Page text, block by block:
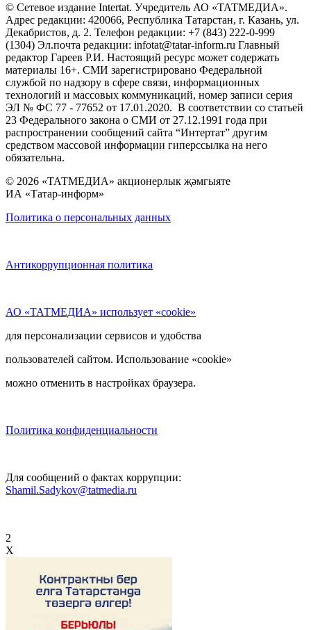
© Сетевое издание Intertat. Учредитель АО «ТАТМЕДИА».
Адрес редакции: 420066, Республика Татарстан, г. Казань, ул.
Декабристов, д. 2. Телефон редакции: +7 (843) 222-0-999
(1304) Эл.почта редакции: infotat@tatar-inform.ru Главный
редактор Гареев Р.И. Настоящий ресурс может содержать
материалы 16+. СМИ зарегистрировано Федеральной
службой по надзору в сфере связи, информационных
технологий и массовых коммуникаций, номер записи серия
ЭЛ № ФС 77 - 77652 от 17.01.2020. В соответствии со статьей
23 Федерального закона о СМИ от 27.12.1991 года при
распространении сообщений сайта “Интертат” другим
средством массовой информации гиперссылка на него
обязательна.
© 2026 «ТАТМЕДИА» акционерлык җәмгыяте
ИА «Татар-информ»
Политика о персональных данных
Антикоррупционная политика
АО «ТАТМЕДИА» использует «cookie»
для персонализации сервисов и удобства
пользователей сайтом. Использование «cookie»
можно отменить в настройках браузера.
Политика конфиденциальности
Для сообщений о фактах коррупции:
Shamil.Sadykov@tatmedia.ru
2
X